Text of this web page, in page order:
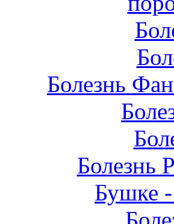
Болезнь
Болезнь
Бушке